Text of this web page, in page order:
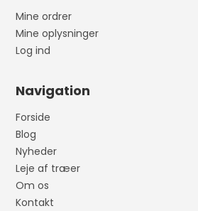
Mine ordrer
Mine oplysninger
Log ind
Navigation
Forside
Blog
Nyheder
Leje af træer
Om os
Kontakt